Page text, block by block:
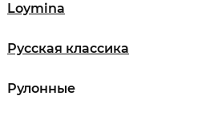
Loymina
Русская классика
Рулонные